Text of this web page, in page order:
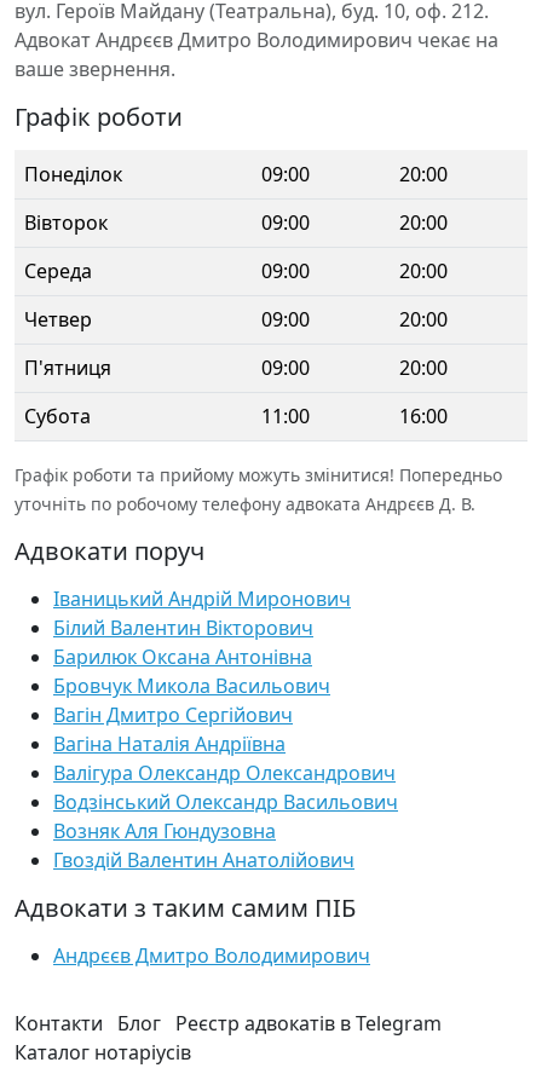
вул. Героїв Майдану (Театральна), буд. 10, оф. 212.
Адвокат Андрєєв Дмитро Володимирович чекає на
ваше звернення.
Графік роботи
Понеділок 09:00
20:00
Вівторок
09:00
20:00
Середа
09:00
20:00
Четвер
09:00
20:00
П'ятниця
09:00
20:00
Субота
11:00 16:00
Графік роботи та прийому можуть змінитися! Попередньо
уточніть по робочому телефону адвоката Андрєєв Д. В.
Адвокати поруч
Іваницький Андрій Миронович
Білий Валентин Вікторович
Барилюк Оксана Антонівна
Бровчук Микола Васильович
Вагін Дмитро Сергійович
Вагіна Наталія Андріївна
Валігура Олександр Олександрович
Водзінський Олександр Васильович
Возняк Аля Гюндузовна
Гвоздій Валентин Анатолійович
Адвокати з таким самим ПІБ
Андрєєв Дмитро Володимирович
Контакти Блог Реєстр адвокатів в Telegram
Каталог нотаріусів